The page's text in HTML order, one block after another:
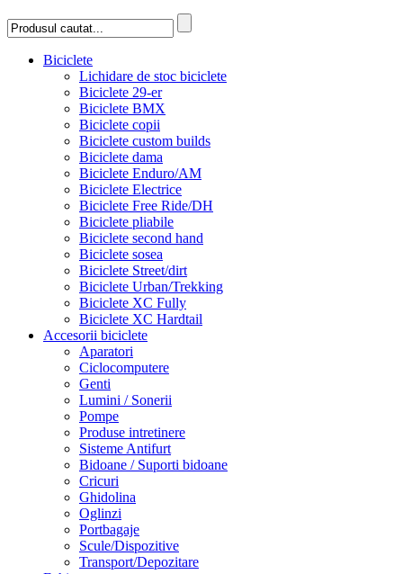
Biciclete
Lichidare de stoc biciclete
Biciclete 29-er
Biciclete BMX
Biciclete copii
Biciclete custom builds
Biciclete dama
Biciclete Enduro/AM
Biciclete Electrice
Biciclete Free Ride/DH
Biciclete pliabile
Biciclete second hand
Biciclete sosea
Biciclete Street/dirt
Biciclete Urban/Trekking
Biciclete XC Fully
Biciclete XC Hardtail
Accesorii biciclete
Aparatori
Ciclocomputere
Genti
Lumini / Sonerii
Pompe
Produse intretinere
Sisteme Antifurt
Bidoane / Suporti bidoane
Cricuri
Ghidolina
Oglinzi
Portbagaje
Scule/Dispozitive
Transport/Depozitare